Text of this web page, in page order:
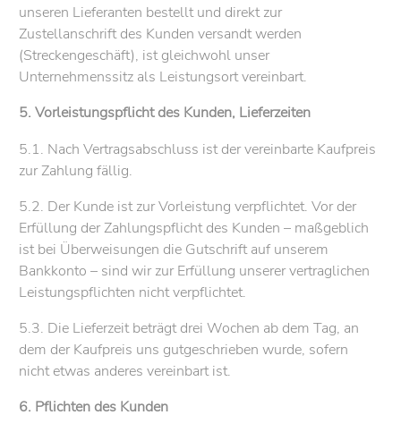
unseren Lieferanten bestellt und direkt zur
Zustellanschrift des Kunden versandt werden
(Streckengeschäft), ist gleichwohl unser
Unternehmenssitz als Leistungsort vereinbart.
5. Vorleistungspflicht des Kunden, Lieferzeiten
5.1. Nach Vertragsabschluss ist der vereinbarte Kaufpreis
zur Zahlung fällig.
5.2. Der Kunde ist zur Vorleistung verpflichtet. Vor der
Erfüllung der Zahlungspflicht des Kunden – maßgeblich
ist bei Überweisungen die Gutschrift auf unserem
Bankkonto – sind wir zur Erfüllung unserer vertraglichen
Leistungspflichten nicht verpflichtet.
5.3. Die Lieferzeit beträgt drei Wochen ab dem Tag, an
dem der Kaufpreis uns gutgeschrieben wurde, sofern
nicht etwas anderes vereinbart ist.
6. Pflichten des Kunden